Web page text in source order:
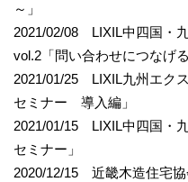
～」
2021/02/08 LIXIL中四国・
vol.2「問い合わせにつなげ
2021/01/25 LIXIL九州エク
セミナー 導入編」
2021/01/15 LIXIL中四国・
セミナー」
2020/12/15 近畿木造住宅